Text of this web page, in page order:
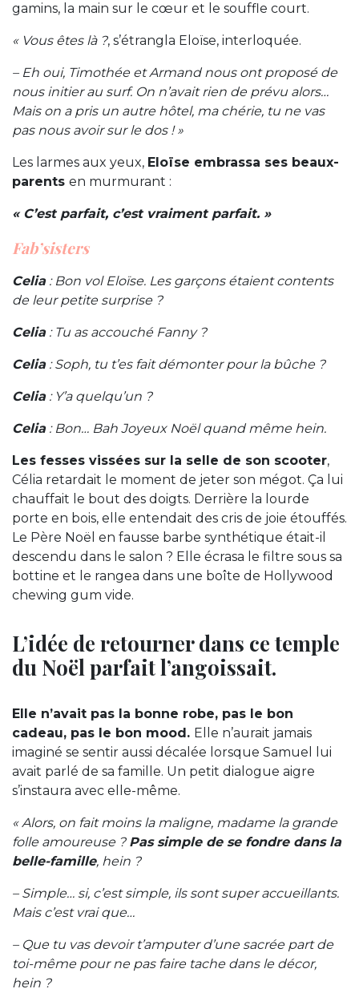
gamins, la main sur le cœur et le souffle court.
« Vous êtes là ?, s’étrangla Eloïse, interloquée.
– Eh oui, Timothée et Armand nous ont proposé de
nous initier au surf. On n’avait rien de prévu alors…
Mais on a pris un autre hôtel, ma chérie, tu ne vas
pas nous avoir sur le dos ! »
Les larmes aux yeux, Eloïse embrassa ses beaux-
parents en murmurant :
« C’est parfait, c’est vraiment parfait. »
Fab’sisters
Celia: Bon vol Eloïse. Les garçons étaient contents
de leur petite surprise ?
Celia: Tu as accouché Fanny ?
Celia: Soph, tu t’es fait démonter pour la bûche ?
Celia: Y’a quelqu’un ?
Celia: Bon… Bah Joyeux Noël quand même hein.
Les fesses vissées sur la selle de son scooter,
Célia retardait le moment de jeter son mégot. Ça lui
chauffait le bout des doigts. Derrière la lourde
porte en bois, elle entendait des cris de joie étouffés.
Le Père Noël en fausse barbe synthétique était-il
descendu dans le salon ? Elle écrasa le filtre sous sa
bottine et le rangea dans une boîte de Hollywood
chewing gum vide.
L’idée de retourner dans ce temple
du Noël parfait l’angoissait.
Elle n’avait pas la bonne robe, pas le bon
cadeau, pas le bon mood. Elle n’aurait jamais
imaginé se sentir aussi décalée lorsque Samuel lui
avait parlé de sa famille. Un petit dialogue aigre
s’instaura avec elle-même.
« Alors, on fait moins la maligne, madame la grande
folle amoureuse ? Pas simple de se fondre dans la
belle-famille, hein ?
– Simple… si, c’est simple, ils sont super accueillants.
Mais c’est vrai que…
– Que tu vas devoir t’amputer d’une sacrée part de
toi-même pour ne pas faire tache dans le décor,
hein ?